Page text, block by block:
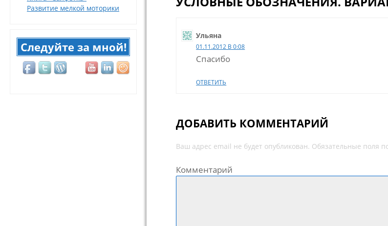
Развитие мелкой моторики
Следуйте за мной!
Ульяна
01.11.2012 В 0:08
Спасибо
ОТВЕТИТЬ
ДОБАВИТЬ КОММЕНТАРИЙ
Ваш адрес email не будет опубликован. Обязательные поля
Комментарий